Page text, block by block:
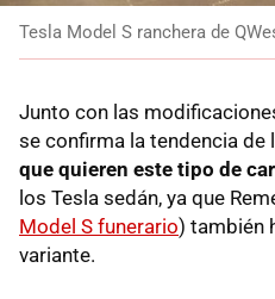
Tesla Model S ranchera de
Junto con las
se confirma la tendencia de
que quieren este tipo de
los Tesla sedán, ya que
Model S funerario) también
variante.